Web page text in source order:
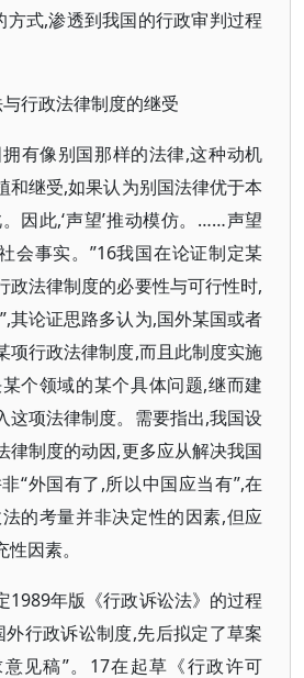
方式,渗透到我国的行政审判过程
行政法律制度的继受
有像别国那样的法律,这种动机
和继受,如果认为别国法律优于本
因此,‘声望’推动模仿。……声望
会事实。”16我国在论证制定某
政法律制度的必要性与可行性时,
其论证思路多认为,国外某国或者
项行政法律制度,而且此制度实施
个领域的某个具体问题,继而建
这项法律制度。需要指出,我国设
律制度的动因,更多应从解决我国
“外国有了,所以中国应当有”,在
的考量并非决定性的因素,但应
因素。
1989年版《行政诉讼法》的过程
外行政诉讼制度,先后拟定了草案
见稿”。17在起草《行政许可